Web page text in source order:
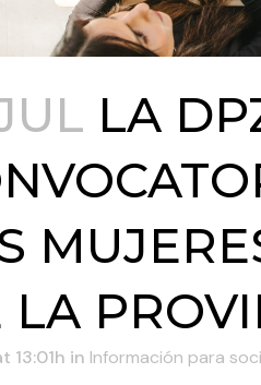
LA
LA
13:01h in Información para